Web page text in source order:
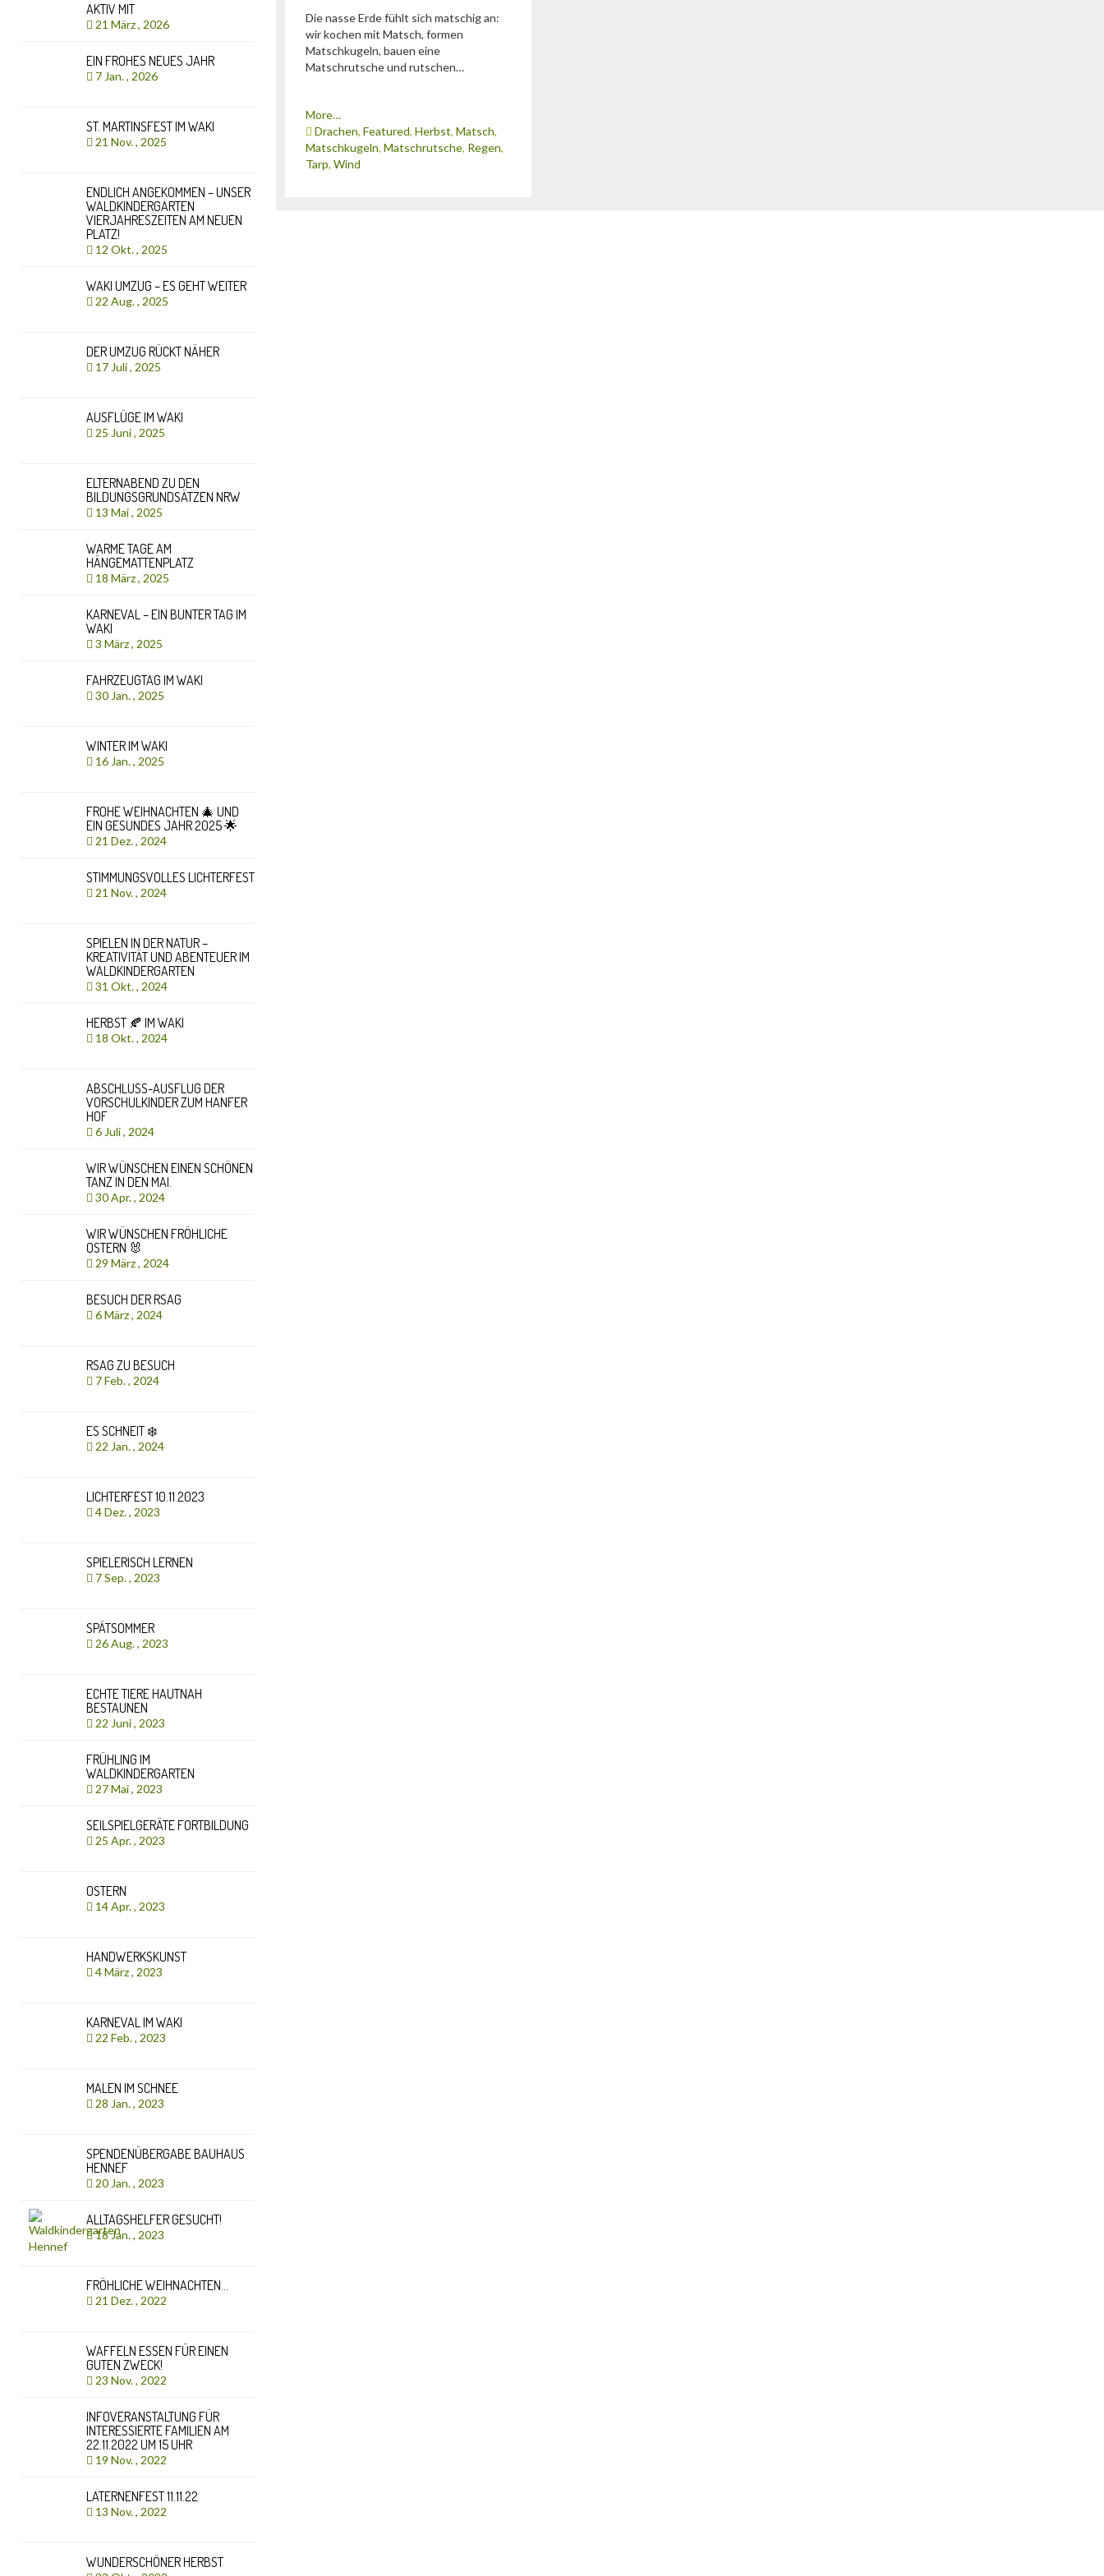
Die nasse Erde fühlt sich matschig an:
wir kochen mit Matsch, formen
Matschkugeln, bauen eine
Matschrutsche und rutschen…
More…
Drachen, Featured, Herbst, Matsch,
Matschkugeln, Matschrutsche, Regen,
Tarp, Wind
AKTIV MIT
21 März , 2026
EIN FROHES NEUES JAHR
7 Jan. , 2026
ST. MARTINSFEST IM WAKI
21 Nov. , 2025
ENDLICH ANGEKOMMEN – UNSER
WALDKINDERGARTEN
VIERJAHRESZEITEN AM NEUEN
PLATZ!
12 Okt. , 2025
WAKI UMZUG – ES GEHT WEITER
22 Aug. , 2025
DER UMZUG RÜCKT NÄHER
17 Juli , 2025
AUSFLÜGE IM WAKI
25 Juni , 2025
ELTERNABEND ZU DEN
BILDUNGSGRUNDSÄTZEN NRW
13 Mai , 2025
WARME TAGE AM
HÄNGEMATTENPLATZ
18 März , 2025
KARNEVAL – EIN BUNTER TAG IM
WAKI
3 März , 2025
FAHRZEUGTAG IM WAKI
30 Jan. , 2025
WINTER IM WAKI
16 Jan. , 2025
FROHE WEIHNACHTEN 🎄 UND
EIN GESUNDES JAHR 2025 🌟
21 Dez. , 2024
STIMMUNGSVOLLES LICHTERFEST
21 Nov. , 2024
SPIELEN IN DER NATUR –
KREATIVITÄT UND ABENTEUER IM
WALDKINDERGARTEN
31 Okt. , 2024
HERBST 🍂 IM WAKI
18 Okt. , 2024
ABSCHLUSS-AUSFLUG DER
VORSCHULKINDER ZUM HANFER
HOF
6 Juli , 2024
WIR WÜNSCHEN EINEN SCHÖNEN
TANZ IN DEN MAI.
30 Apr. , 2024
WIR WÜNSCHEN FRÖHLICHE
OSTERN 🐰
29 März , 2024
BESUCH DER RSAG
6 März , 2024
RSAG ZU BESUCH
7 Feb. , 2024
ES SCHNEIT ❄️
22 Jan. , 2024
LICHTERFEST 10.11.2023
4 Dez. , 2023
SPIELERISCH LERNEN
7 Sep. , 2023
SPÄTSOMMER
26 Aug. , 2023
ECHTE TIERE HAUTNAH
BESTAUNEN
22 Juni , 2023
FRÜHLING IM
WALDKINDERGARTEN
27 Mai , 2023
SEILSPIELGERÄTE FORTBILDUNG
25 Apr. , 2023
OSTERN
14 Apr. , 2023
HANDWERKSKUNST
4 März , 2023
KARNEVAL IM WAKI
22 Feb. , 2023
MALEN IM SCHNEE
28 Jan. , 2023
SPENDENÜBERGABE BAUHAUS
HENNEF
20 Jan. , 2023
ALLTAGSHELFER GESUCHT!
18 Jan. , 2023
FRÖHLICHE WEIHNACHTEN…
21 Dez. , 2022
WAFFELN ESSEN FÜR EINEN
GUTEN ZWECK!
23 Nov. , 2022
INFOVERANSTALTUNG FÜR
INTERESSIERTE FAMILIEN AM
22.11.2022 UM 15 UHR
19 Nov. , 2022
LATERNENFEST 11.11.22
13 Nov. , 2022
WUNDERSCHÖNER HERBST